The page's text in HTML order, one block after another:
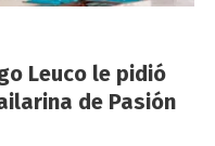
Leuco le pidió
de Pasión